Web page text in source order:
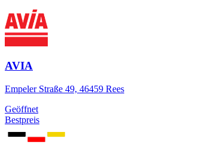
AVIA
Empeler Straße 49, 46459 Rees
Geöffnet
Bestpreis